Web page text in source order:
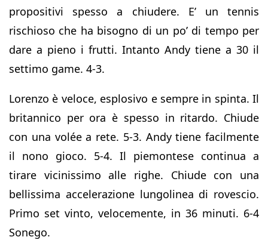
propositivi spesso a chiudere. E’ un tennis
rischioso che ha bisogno di un po’ di tempo per
dare a pieno i frutti. Intanto Andy tiene a 30 il
settimo game. 4-3.
Lorenzo è veloce, esplosivo e sempre in spinta. Il
britannico per ora è spesso in ritardo. Chiude
con una volée a rete. 5-3. Andy tiene facilmente
il nono gioco. 5-4. Il piemontese continua a
tirare vicinissimo alle righe. Chiude con una
bellissima accelerazione lungolinea di rovescio.
Primo set vinto, velocemente, in 36 minuti. 6-4
Sonego.